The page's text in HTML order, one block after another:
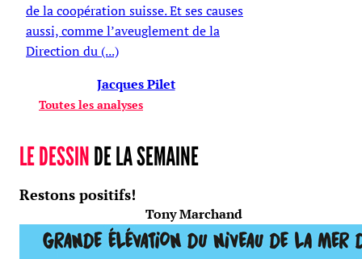
de la coopération suisse. Et ses causes
aussi, comme l’aveuglement de la
Direction du (...)
Jacques Pilet
Toutes les analyses
LE DESSINDE LA SEMAINE
Restons positifs!
Tony Marchand